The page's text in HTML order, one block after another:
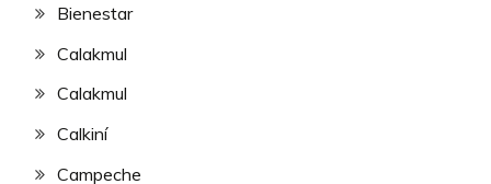
Bienestar
Calakmul
Calakmul
Calkiní
Campeche